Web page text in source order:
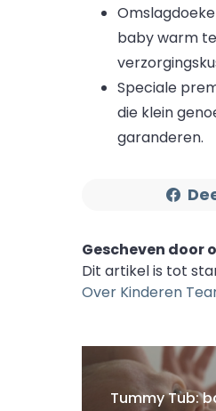
baby warm
Speciale
die klein
garanderen.
Gescheven door
Dit artikel is tot
Over Kinderen
Tummy Tub: